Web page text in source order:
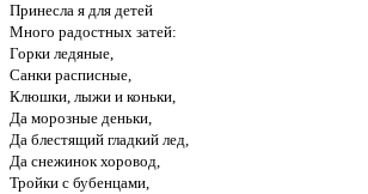
Принесла я для детей
Много радостных затей:
Горки ледяные,
Санки расписные,
Клюшки, лыжи и коньки,
Да морозные деньки,
Да блестящий гладкий лед,
Да снежинок хоровод,
Тройки с бубенцами,